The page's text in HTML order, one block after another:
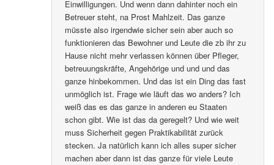
Einwilligungen. Und wenn dann dahinter noch ein
Betreuer steht, na Prost Mahlzeit. Das ganze
müsste also irgendwie sicher sein aber auch so
funktionieren das Bewohner und Leute die zb ihr zu
Hause nicht mehr verlassen können über Pfleger,
betreuungskräfte, Angehörige und und und das
ganze hinbekommen. Und das ist ein Ding das fast
unmöglich ist. Frage wie läuft das wo anders? Ich
weiß das es das ganze in anderen eu Staaten
schon gibt. Wie ist das da geregelt? Und wie weit
muss Sicherheit gegen Praktikabilität zurück
stecken. Ja natürlich kann ich alles super sicher
machen aber dann ist das ganze für viele Leute